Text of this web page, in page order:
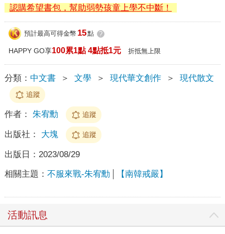
認購希望書包，幫助弱勢孩童上學不中斷！
預計最高可得金幣 15點 ?
HAPPY GO享100累1點 4點抵1元 折抵無上限
分類： 中文書 ＞ 文學 ＞ 現代華文創作 ＞ 現代散文
追蹤
作者： 朱宥勳 追蹤
出版社： 大塊 追蹤
出版日： 2023/08/29
相關主題： 不服來戰-朱宥勳 【南韓戒嚴】
活動訊息